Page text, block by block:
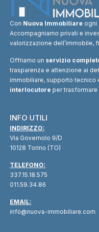
Con Nuova Immobiliare ogni
Accompagniamo privati e
valorizzazione dell’immobile,
Offriamo un servizio
trasparenza e attenzione ai
immobiliare, supporto tecnico
interlocutore per
INFO UTILI
INDIRIZZO:
Via Governolo 9/D
10128 Torino (TO)
TELEFONO:
337.15.18.575
011.59.34.86
EMAIL:
info@nuova-immobiliare.com